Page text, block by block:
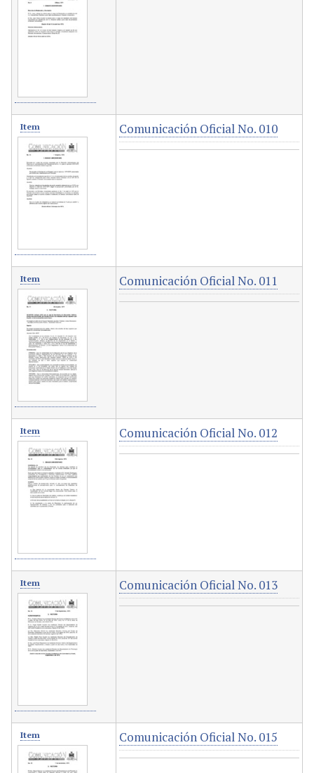
Item Comunicación Oficial No. 010
Item Comunicación Oficial No. 011
Item Comunicación Oficial No. 012
Item Comunicación Oficial No. 013
Item Comunicación Oficial No. 015